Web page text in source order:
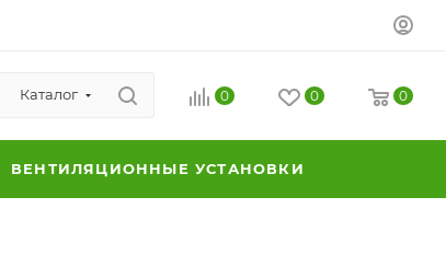
Каталог 0 0 0
ВЕНТИЛЯЦИОННЫЕ УСТАНОВКИ